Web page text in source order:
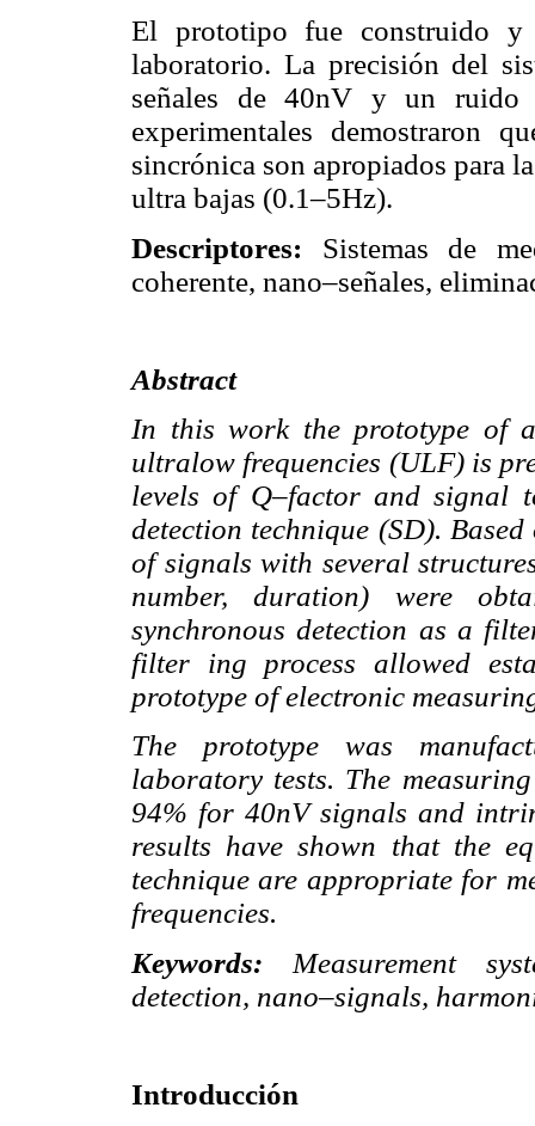
El prototipo fue construido y
laboratorio. La precisión del
señales de 40nV y un ruido
experimentales demostraron
sincrónica son apropiados para
ultra bajas (0.1–5Hz).
Descriptores: Sistemas de
coherente, nano–señales,
Abstract
In this work the prototype of
ultralow frequencies (ULF) is
levels of Q–factor and signal
detection technique (SD).
of signals with several
number, duration) were
synchronous detection as a
filter ing process allowed
prototype of electronic
The prototype was
laboratory tests. The
94% for 40nV signals and
results have shown that the
technique are appropriate for
frequencies.
Keywords: Measurement
detection, nano–signals,
Introducción